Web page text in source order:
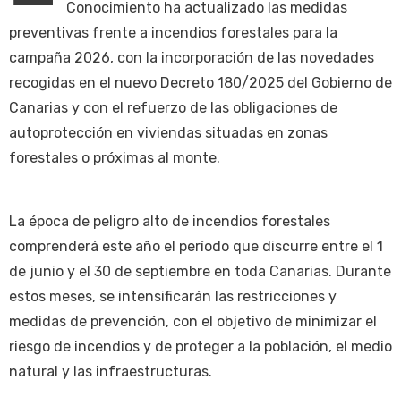
Conocimiento ha actualizado las medidas
preventivas frente a incendios forestales para la
campaña 2026, con la incorporación de las novedades
recogidas en el nuevo Decreto 180/2025 del Gobierno de
Canarias y con el refuerzo de las obligaciones de
autoprotección en viviendas situadas en zonas
forestales o próximas al monte.
La época de peligro alto de incendios forestales
comprenderá este año el período que discurre entre el 1
de junio y el 30 de septiembre en toda Canarias. Durante
estos meses, se intensificarán las restricciones y
medidas de prevención, con el objetivo de minimizar el
riesgo de incendios y de proteger a la población, el medio
natural y las infraestructuras.